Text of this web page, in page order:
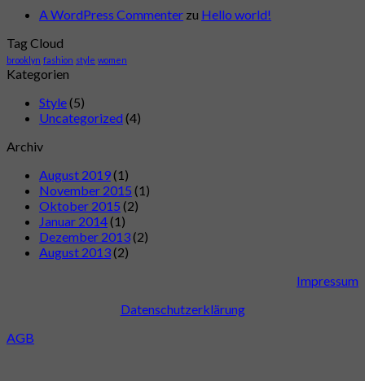
A WordPress Commenter zu Hello world!
Tag Cloud
brooklyn fashion style women
Kategorien
Style(5)
Uncategorized (4)
Archiv
August 2019(1)
November 2015 (1)
Oktober 2015 (2)
Januar 2014(1)
Dezember 2013(2)
August 2013(2)
Impressum
Datenschutzerklärung
AGB